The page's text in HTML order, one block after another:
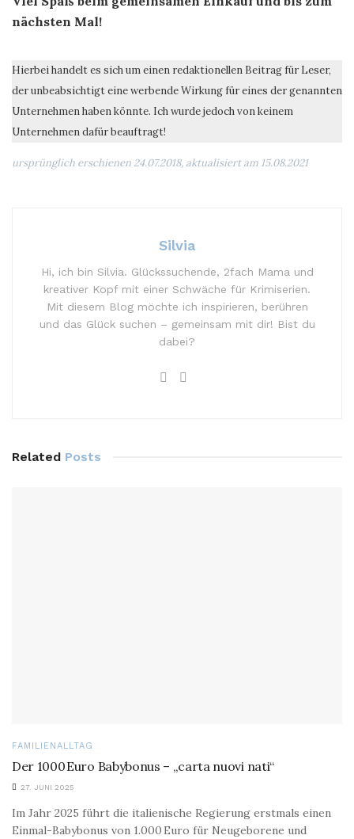
nächsten Mal!
Hierbei handelt es sich um einen redaktionellen Beitrag für Leser,
der unbeabsichtigt eine werbende Wirkung für eines der genannten
Unternehmen haben könnte. Ich wurde jedoch von keinem
Unternehmen dafür beauftragt!
ursprünglich erschienen 24.07.2018, aktualisiert am 15.08.2021
Silvia
Hi, ich bin Silvia. Glückssuchende, 2fach Mama und
kreativer Kopf mit einer Schwäche für Krimiserien.
Mit diesem Blog möchte ich inspirieren, berühren
und das Glück suchen – gemeinsam mit dir! Bist du
dabei?
Related Posts
FAMILIENALLTAG
Der 1000 Euro Babybonus – „carta nuovi nati“
27. JUNI 2025
Im Jahr 2025 führt die italienische Regierung erstmals einen
Einmal-Babybonus von 1.000 Euro für Neugeborene und